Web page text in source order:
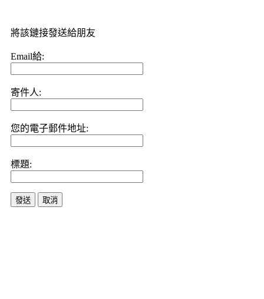
將該鏈接發送給朋友
Email給:
寄件人:
您的電子郵件地址:
標題:
發送 取消